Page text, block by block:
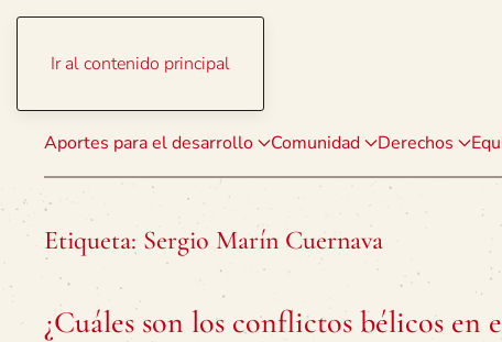
Ir al contenido principal
Aportes para el desarrollo Comunidad Derechos
Etiqueta: Sergio Marín Cuernava
¿Cuáles son los conflictos bélicos en